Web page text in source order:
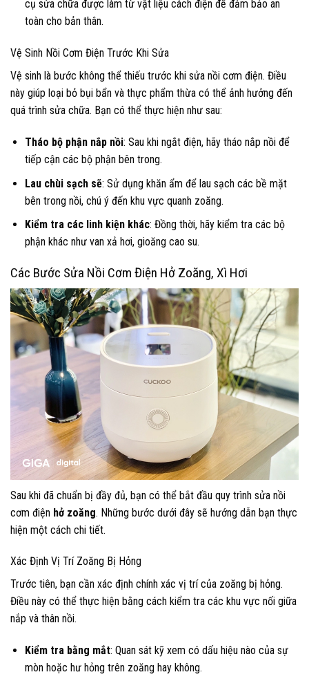
cụ sửa chữa được làm từ vật liệu cách điện để đảm bảo an
toàn cho bản thân.
Vệ Sinh Nồi Cơm Điện Trước Khi Sửa
Vệ sinh là bước không thể thiếu trước khi sửa nồi cơm điện. Điều
này giúp loại bỏ bụi bẩn và thực phẩm thừa có thể ảnh hưởng đến
quá trình sửa chữa. Bạn có thể thực hiện như sau:
Tháo bộ phận nắp nồi: Sau khi ngắt điện, hãy tháo nắp nồi để
tiếp cận các bộ phận bên trong.
Lau chùi sạch sẽ: Sử dụng khăn ẩm để lau sạch các bề mặt
bên trong nồi, chú ý đến khu vực quanh zoăng.
Kiểm tra các linh kiện khác: Đồng thời, hãy kiểm tra các bộ
phận khác như van xả hơi, gioăng cao su.
Các Bước Sửa Nồi Cơm Điện Hở Zoăng, Xì Hơi
Sau khi đã chuẩn bị đầy đủ, bạn có thể bắt đầu quy trình sửa nồi
cơm điện hở zoăng. Những bước dưới đây sẽ hướng dẫn bạn thực
hiện một cách chi tiết.
Xác Định Vị Trí Zoăng Bị Hỏng
Trước tiên, bạn cần xác định chính xác vị trí của zoăng bị hỏng.
Điều này có thể thực hiện bằng cách kiểm tra các khu vực nối giữa
nắp và thân nồi.
Kiểm tra bằng mắt: Quan sát kỹ xem có dấu hiệu nào của sự
mòn hoặc hư hỏng trên zoăng hay không.